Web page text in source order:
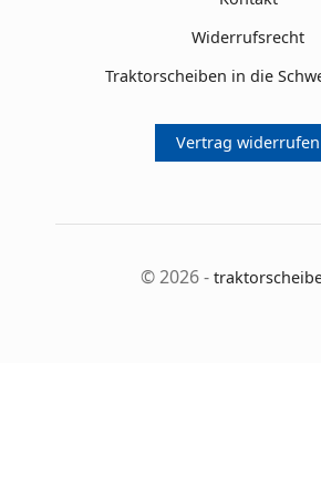
Widerrufsrecht
Traktorscheiben in die
Vertrag widerrufen
© 2026 -